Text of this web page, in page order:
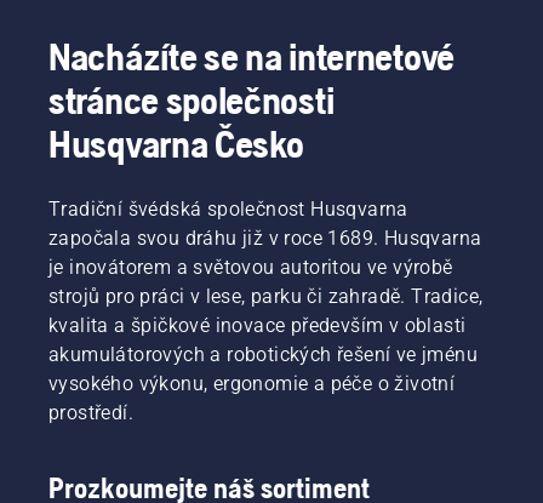
Nacházíte se na internetové
stránce společnosti
Husqvarna Česko
Tradiční švédská společnost Husqvarna
započala svou dráhu již v roce 1689. Husqvarna
je inovátorem a světovou autoritou ve výrobě
strojů pro práci v lese, parku či zahradě. Tradice,
kvalita a špičkové inovace především v oblasti
akumulátorových a robotických řešení ve jménu
vysokého výkonu, ergonomie a péče o životní
prostředí.
Prozkoumejte náš sortiment